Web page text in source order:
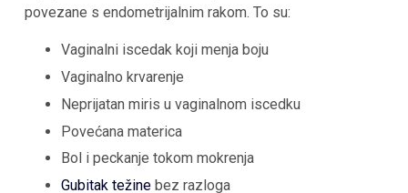
povezane s endometrijalnim rakom. To su:
Vaginalni iscedak koji menja boju
Vaginalno krvarenje
Neprijatan miris u vaginalnom iscedku
Povećana materica
Bol i peckanje tokom mokrenja
Gubitak težinebez razloga